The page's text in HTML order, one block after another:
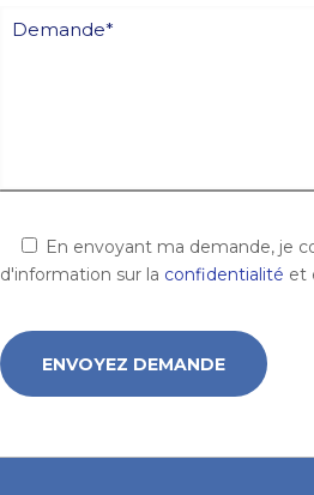
En envoyant ma demande, je
d'information sur la confidentialité et